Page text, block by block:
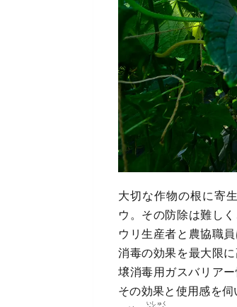
大切な作物の根に寄
ウ。その防除は難し
ウリ生産者と農協職
消毒の効果を最大限
壌消毒用ガスバリア
その効果と使用感を伺
いしゅく